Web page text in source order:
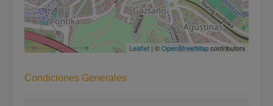
Leaflet | ©OpenStreetMapcontributors
Condiciones Generales